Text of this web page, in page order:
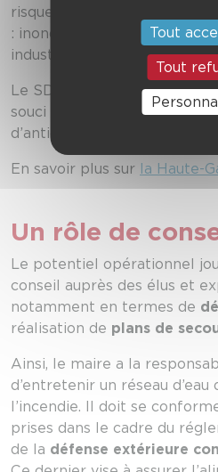
risques particuliers sont
: inondation, mouvements
industriel…
Le SDIS travaille sur
souci de la prévention et
d’anticiper les crises et les
En savoir plus sur la Haute-
Un rôle de
Le potentiel opérationnel
conseil auprès des élus et
notamment en termes de
réalisation de plans de
Ainsi, le maire a la
d’entretenir un réseau
l’incendie. Il doit se
prises dans le cadre du
de la défense extérieure
Tout
Tout